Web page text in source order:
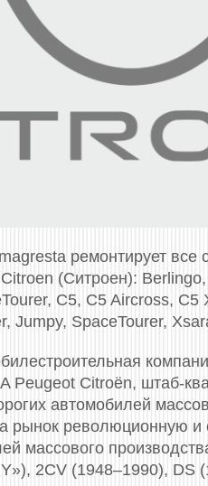
ремонтирует
(Ситроен):
C5, C5 Aircross,
Jumpy, SpaceTourer,
Peugeot Citroën, штаб-
автомобилей
рынок революционную
массового
2CV (1948–1990), DS